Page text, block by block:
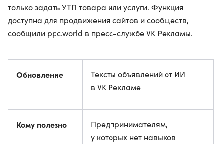
только задать УТП товара или услуги. Функция
доступна для продвижения сайтов и сообществ,
сообщили ppc.world в пресс-службе VK Рекламы.
Обновление
Тексты объявлений от ИИ
в VK Рекламе
Кому полезно
Предпринимателям,
у которых нет навыков